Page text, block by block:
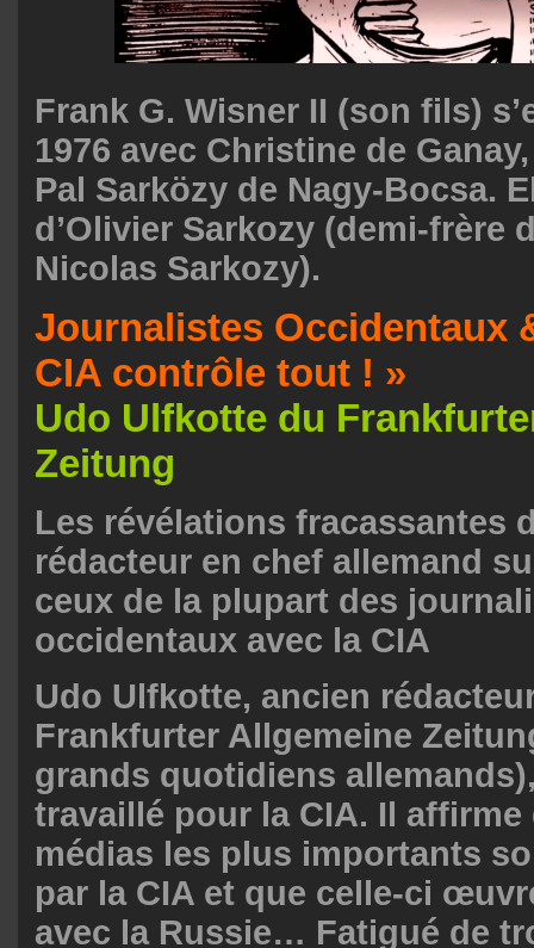
Frank G. Wisner II (son fils)
1976 avec Christine de
Pal Sarközy de Nagy-Bocsa.
d’Olivier Sarkozy (demi-frère
Nicolas Sarkozy).
Journalistes Occidentaux
CIA contrôle tout ! »
Udo Ulfkotte du
Zeitung
Les révélations fracassantes
rédacteur en chef allemand
ceux de la plupart des
occidentaux avec la CIA
Udo Ulfkotte, ancien
Frankfurter Allgemeine
grands quotidiens
travaillé pour la CIA. Il
médias les plus importants
par la CIA et que celle-ci
avec la Russie… Fatigué de